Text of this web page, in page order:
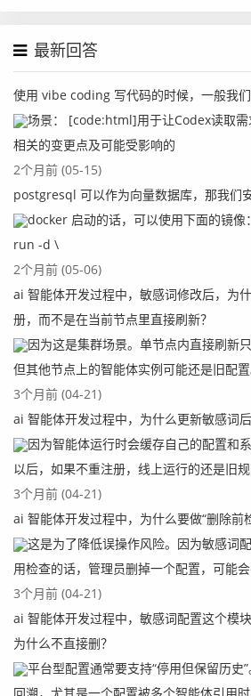
当然这里我们缩容的话，直接点击左侧
以上就是我们从业务的角度来看，配
容，并且实现负载均衡访问的案例。
和行动, 将铺就通往更好的自己的道
最新回答
使用 vibe coding 写代码的时候，一般我们
场景： [code:html]用于让Codex读取需
相关的变更点及可能受影响的
2个月前 (05-15)
postgresql 可以作为向量数据库，那我们
docker 启动的话，可以使用下面的镜
run -d \
2个月前 (05-06)
ai 智能体开发过程中，敏感词修改后，为
册，而不是在当前节点里直接刷新？
因为这是集群场景。单节点内直接刷新
但其他节点上的智能体实例可能还是旧配
3个月前 (04-21)
ai 智能体开发过程中，为什么更新敏感词
因为智能体运行时会缓存自己的配置和
以后，如果不重注册，线上运行的还是旧
3个月前 (04-21)
ai 智能体开发过程中，为什么要做“删除前
这是为了降低误操作风险。因为敏感词
用检查的话，管理员删掉一个配置，可能
3个月前 (04-21)
ai 智能体开发过程中，敏感词配置这个模
为什么不直接删？
平台型配置通常要支持“停用但保留历史